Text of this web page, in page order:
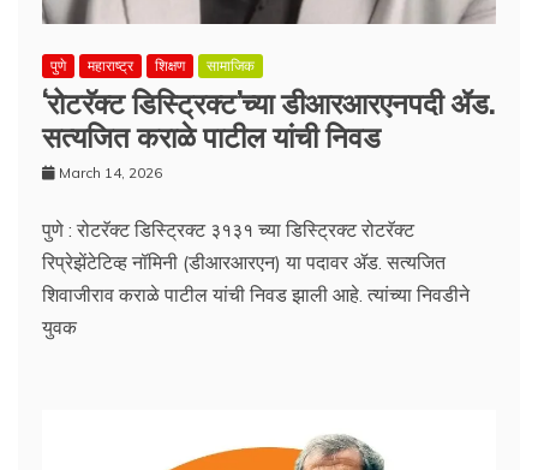
पुणे महाराष्ट्र शिक्षण सामाजिक
‘रोटरॅक्ट डिस्ट्रिक्ट’च्या डीआरआरएनपदी ॲड.
सत्यजित कराळे पाटील यांची निवड
March 14, 2026
पुणे : रोटरॅक्ट डिस्ट्रिक्ट ३१३१ च्या डिस्ट्रिक्ट रोटरॅक्ट
रिप्रेझेंटेटिव्ह नॉमिनी (डीआरआरएन) या पदावर ॲड. सत्यजित
शिवाजीराव कराळे पाटील यांची निवड झाली आहे. त्यांच्या निवडीने
युवक